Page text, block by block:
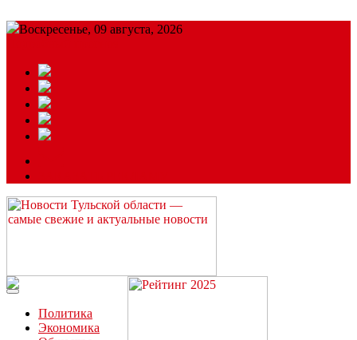
Воскресенье, 09 августа, 2026
Читайте последние новости дня в Тульской области на сайте
“ЗаНовомосковск”
Политика
Экономика